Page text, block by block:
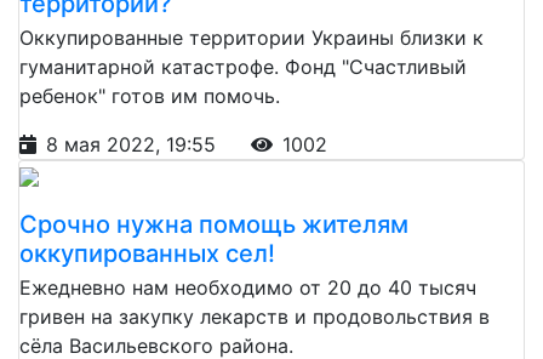
Оккупированные территории Украины близки к
гуманитарной катастрофе. Фонд "Счастливый
ребенок" готов им помочь.
8 мая 2022, 19:55
1002
Срочно нужна помощь жителям
оккупированных сел!
Ежедневно нам необходимо от 20 до 40 тысяч
гривен на закупку лекарств и продовольствия в
сёла Васильевского района.